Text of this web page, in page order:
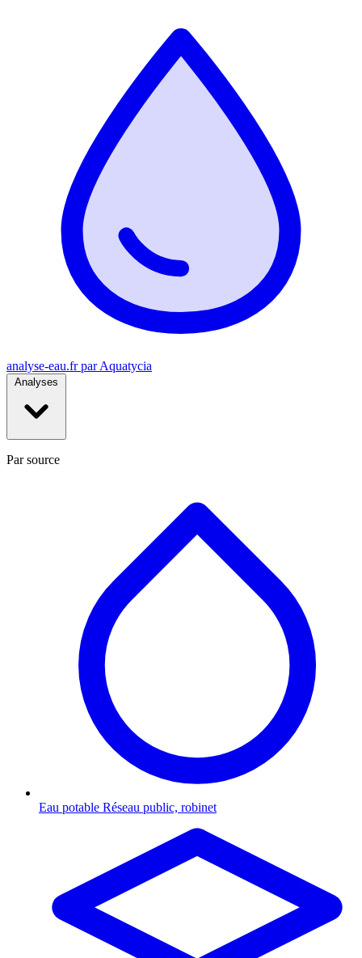
analyse-eau.fr par Aquatycia
Par source
Eau potable Réseau public, robinet